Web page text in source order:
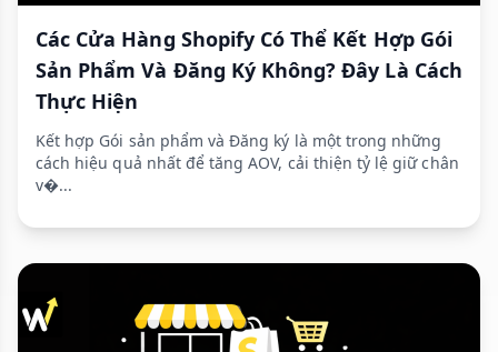
Các Cửa Hàng Shopify Có Thể Kết Hợp Gói
Sản Phẩm Và Đăng Ký Không? Đây Là Cách
Thực Hiện
Kết hợp Gói sản phẩm và Đăng ký là một trong những
cách hiệu quả nhất để tăng AOV, cải thiện tỷ lệ giữ chân
v�...